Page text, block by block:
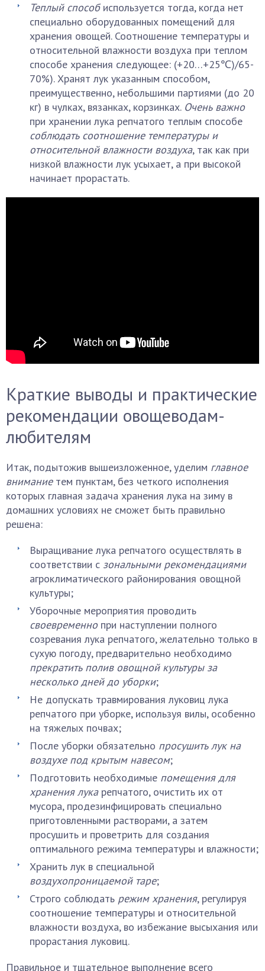
Теплый способиспользуется тогда, когда нет
специально оборудованных помещений для
хранения овощей. Соотношение температуры и
относительной влажности воздуха при теплом
способе хранения следующее: (+20…+25℃)/65-
70%). Хранят лук указанным способом,
преимущественно, небольшими партиями (до 20
кг) в чулках, вязанках, корзинках. Очень важно
при хранении лука репчатого теплым способе
соблюдать соотношение температуры и
относительной влажности воздуха, так как при
низкой влажности лук усыхает, а при высокой
начинает прорастать.
Краткие выводы и практические
рекомендации овощеводам-
любителям
Итак, подытожив вышеизложенное, уделим главное
вниманиетем пунктам, без четкого исполнения
которых главная задача хранения лука на зиму в
домашних условиях не сможет быть правильно
решена:
Выращивание лука репчатого осуществлять в
соответствии с зональными рекомендациями
агроклиматического районирования овощной
культуры;
Уборочные мероприятия проводить
своевременно при наступлении полного
созревания лука репчатого, желательно только в
сухую погоду, предварительно необходимо
прекратить полив овощной культуры за
несколько дней до уборки;
Не допускать травмирования луковиц лука
репчатого при уборке, используя вилы, особенно
на тяжелых почвах;
После уборки обязательно просушить лук на
воздухе под крытым навесом;
Подготовить необходимые помещения для
хранения лукарепчатого, очистить их от
мусора, продезинфицировать специально
приготовленными растворами, а затем
просушить и проветрить для создания
оптимального режима температуры и влажности;
Хранить лук в специальной
воздухопроницаемой таре;
Строго соблюдать режим хранения, регулируя
соотношение температуры и относительной
влажности воздуха, во избежание высыхания или
прорастания луковиц.
Правильное и тщательное выполнение всего